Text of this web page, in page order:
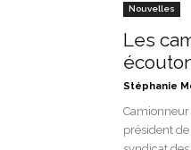
Nouvelles
Les
Stéphanie
Camionneur
président